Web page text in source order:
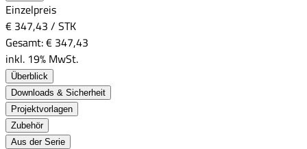
Einzelpreis
€ 347,43 / STK
Gesamt:€ 347,43
inkl. 19% MwSt.
Überblick
Downloads & Sicherheit
Projektvorlagen
Zubehör
Aus der Serie